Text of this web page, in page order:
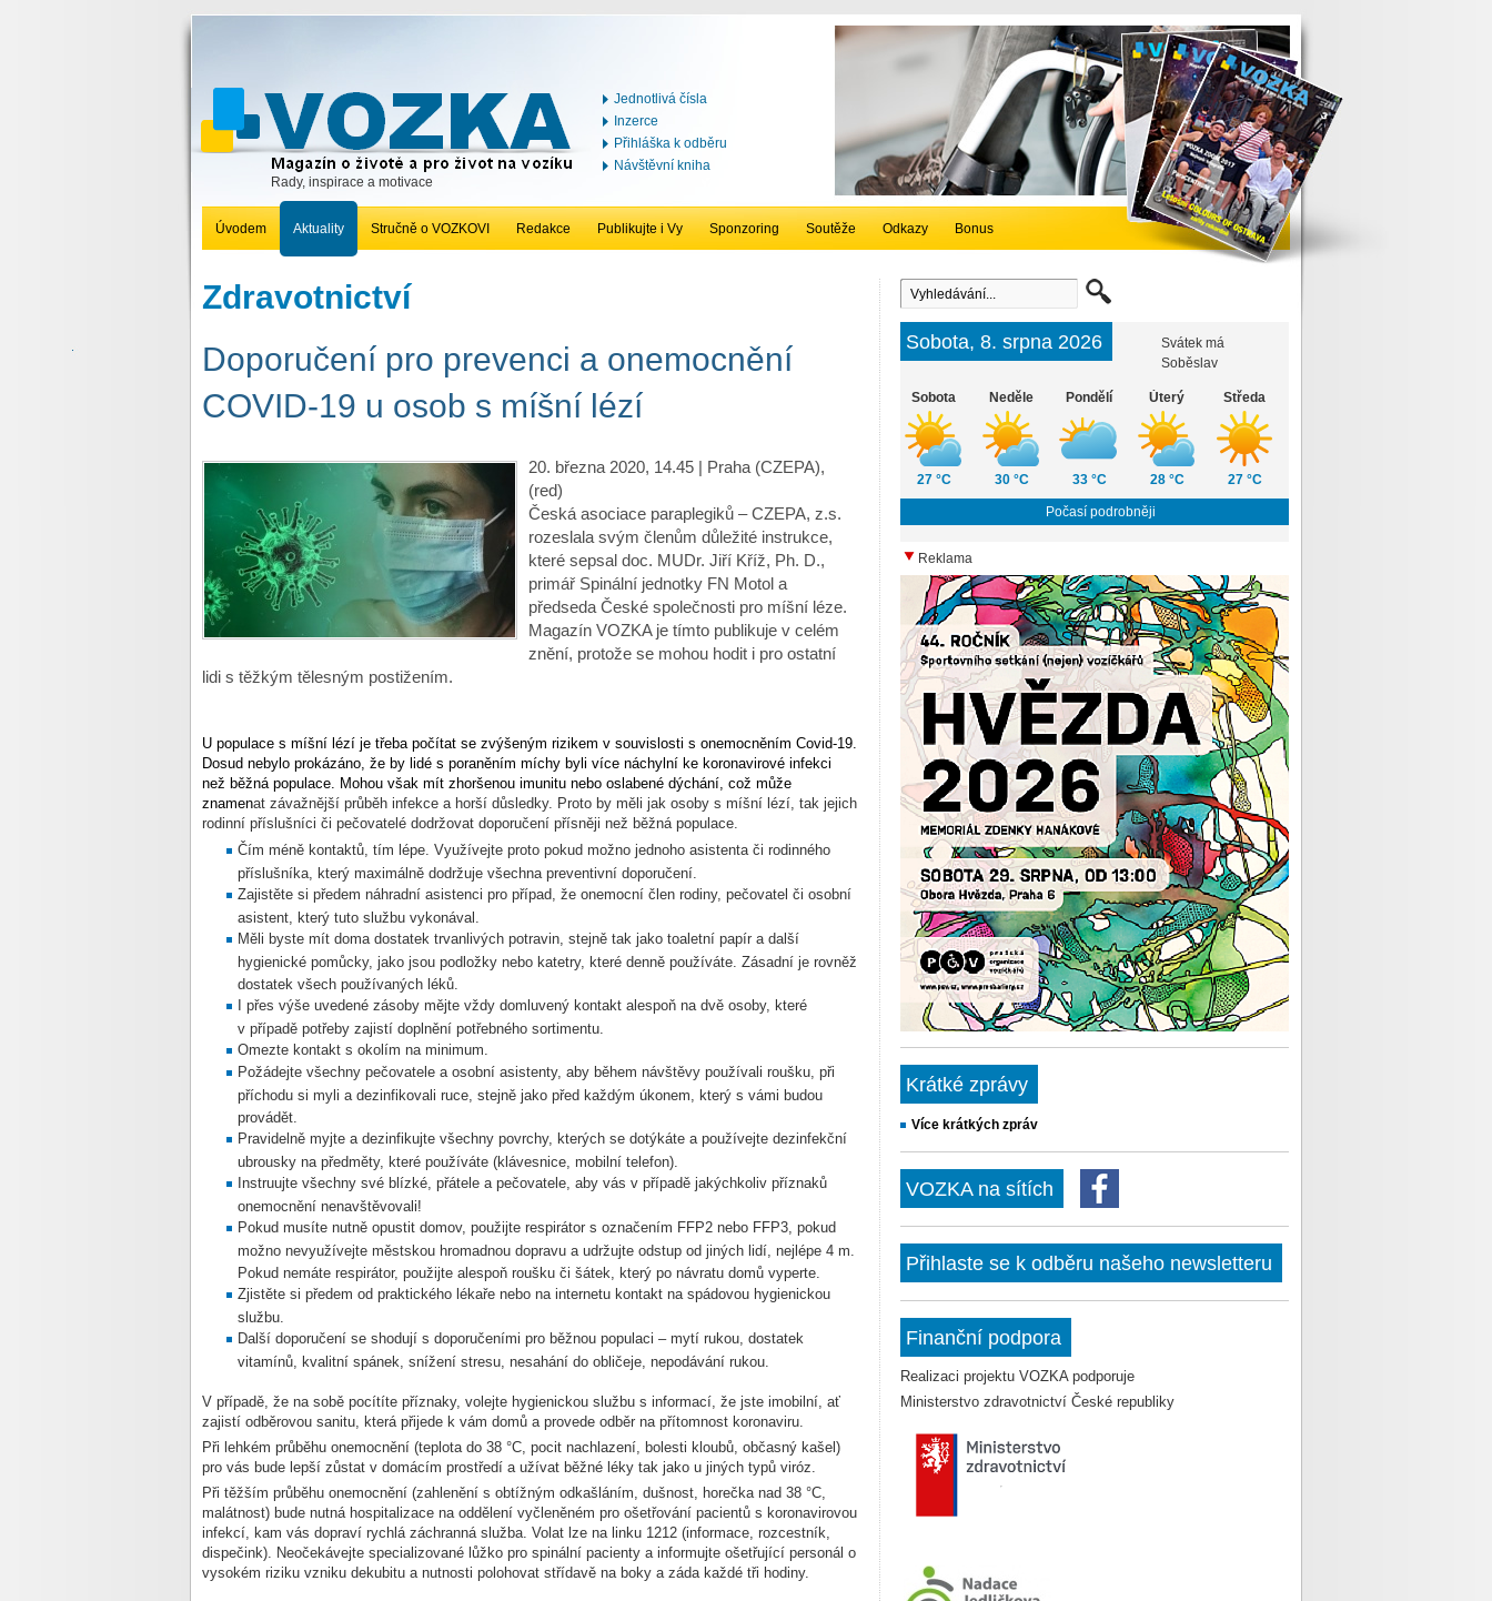
Rady, inspirace a motivace
Jednotlivá čísla
Inzerce
Přihláška k odběru
Návštěvní kniha
Úvodem Aktuality Stručně o VOZKOVI Redakce Publikujte i Vy Sponzoring Soutěže Odkazy Bonus
Zdravotnictví
Doporučení pro prevenci a onemocnění
COVID-19 u osob s míšní lézí
20. března 2020, 14.45 | Praha (CZEPA),
(red)
Česká asociace paraplegiků – CZEPA, z.s.
rozeslala svým členům důležité instrukce,
které sepsal doc. MUDr. Jiří Kříž, Ph. D.,
primář Spinální jednotky FN Motol a
předseda České společnosti pro míšní léze.
Magazín VOZKA je tímto publikuje v celém
znění, protože se mohou hodit i pro ostatní
lidi s těžkým tělesným postižením.
U populace s míšní lézí je třeba počítat se zvýšeným rizikem v souvislosti s onemocněním Covid-19.
Dosud nebylo prokázáno, že by lidé s poraněním míchy byli více náchylní ke koronavirové infekci
než běžná populace. Mohou však mít zhoršenou imunitu nebo oslabené dýchání, což může
znamenat závažnější průběh infekce a horší důsledky. Proto by měli jak osoby s míšní lézí, tak jejich
rodinní příslušníci či pečovatelé dodržovat doporučení přísněji než běžná populace.
Čím méně kontaktů, tím lépe. Využívejte proto pokud možno jednoho asistenta či rodinného
příslušníka, který maximálně dodržuje všechna preventivní doporučení.
Zajistěte si předem náhradní asistenci pro případ, že onemocní člen rodiny, pečovatel či osobní
asistent, který tuto službu vykonával.
Měli byste mít doma dostatek trvanlivých potravin, stejně tak jako toaletní papír a další
hygienické pomůcky, jako jsou podložky nebo katetry, které denně používáte. Zásadní je rovněž
dostatek všech používaných léků.
I přes výše uvedené zásoby mějte vždy domluvený kontakt alespoň na dvě osoby, které
v případě potřeby zajistí doplnění potřebného sortimentu.
Omezte kontakt s okolím na minimum.
Požádejte všechny pečovatele a osobní asistenty, aby během návštěvy používali roušku, při
příchodu si myli a dezinfikovali ruce, stejně jako před každým úkonem, který s vámi budou
provádět.
Pravidelně myjte a dezinfikujte všechny povrchy, kterých se dotýkáte a používejte dezinfekční
ubrousky na předměty, které používáte (klávesnice, mobilní telefon).
Instruujte všechny své blízké, přátele a pečovatele, aby vás v případě jakýchkoliv příznaků
onemocnění nenavštěvovali!
Pokud musíte nutně opustit domov, použijte respirátor s označením FFP2 nebo FFP3, pokud
možno nevyužívejte městskou hromadnou dopravu a udržujte odstup od jiných lidí, nejlépe 4 m.
Pokud nemáte respirátor, použijte alespoň roušku či šátek, který po návratu domů vyperte.
Zjistěte si předem od praktického lékaře nebo na internetu kontakt na spádovou hygienickou
službu.
Další doporučení se shodují s doporučeními pro běžnou populaci – mytí rukou, dostatek
vitamínů, kvalitní spánek, snížení stresu, nesahání do obličeje, nepodávání rukou.
V případě, že na sobě pocítíte příznaky, volejte hygienickou službu s informací, že jste imobilní, ať
zajistí odběrovou sanitu, která přijede k vám domů a provede odběr na přítomnost koronaviru.
Při lehkém průběhu onemocnění (teplota do 38 °C, pocit nachlazení, bolesti kloubů, občasný kašel)
pro vás bude lepší zůstat v domácím prostředí a užívat běžné léky tak jako u jiných typů viróz.
Při těžším průběhu onemocnění (zahlenění s obtížným odkašláním, dušnost, horečka nad 38 °C,
malátnost) bude nutná hospitalizace na oddělení vyčleněném pro ošetřování pacientů s koronavirovou
infekcí, kam vás dopraví rychlá záchranná služba. Volat lze na linku 1212 (informace, rozcestník,
dispečink). Neočekávejte specializované lůžko pro spinální pacienty a informujte ošetřující personál o
vysokém riziku vzniku dekubitu a nutnosti polohovat střídavě na boky a záda každé tři hodiny.
Sobota, 8. srpna 2026
Svátek má
Soběslav
Sobota
27 °C
Neděle
30 °C
Pondělí
33 °C
Úterý
28 °C
Středa
27 °C
Počasí podrobněji
Reklama
Krátké zprávy
Více krátkých zpráv
VOZKA na sítích
Přihlaste se k odběru našeho newsletteru
Finanční podpora
Realizaci projektu VOZKA podporuje
Ministerstvo zdravotnictví České republiky